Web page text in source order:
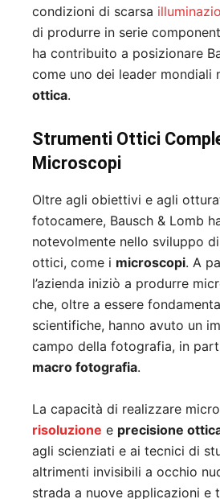
condizioni di scarsa
di produrre in serie
ha contribuito a posizionare
come uno dei leader mondiali
ottica.
Strumenti Ottici
Microscopi
Oltre agli obiettivi e agli
fotocamere, Bausch & Lomb
notevolmente nello sviluppo
ottici, come i microscopi. A
l’azienda iniziò a produrre
che, oltre a essere
scientifiche, hanno avuto un
campo della fotografia, in
macro fotografia.
La capacità di realizzare
risoluzione e precisione
agli scienziati e ai tecnici di
altrimenti invisibili a occhio
strada a nuove applicazioni e